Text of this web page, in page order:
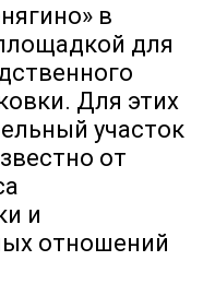
в
для
Для этих
участок
от
и
отношений